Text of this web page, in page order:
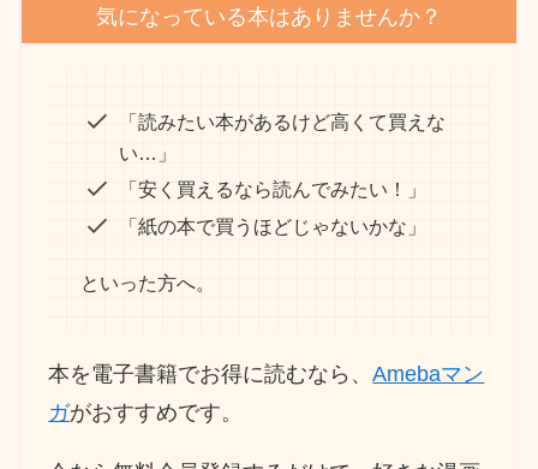
気になっている本はありませんか？
「読みたい本があるけど高くて買えな
い…」
「安く買えるなら読んでみたい！」
「紙の本で買うほどじゃないかな」
といった方へ。
本を電子書籍でお得に読むなら、Amebaマン
ガがおすすめです。